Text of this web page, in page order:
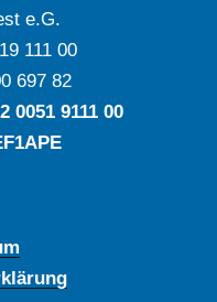
e.G.
111 00
697 82
‍0051 ‍9111 ‍00